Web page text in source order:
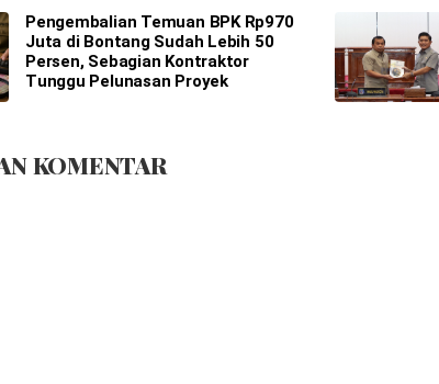
Pengembalian Temuan BPK Rp970
Juta di Bontang Sudah Lebih 50
Persen, Sebagian Kontraktor
Tunggu Pelunasan Proyek
KOMENTAR